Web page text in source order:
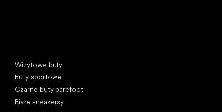
Wizytowe buty
Buty sportowe
Czarne buty barefoot
Białe sneakersy